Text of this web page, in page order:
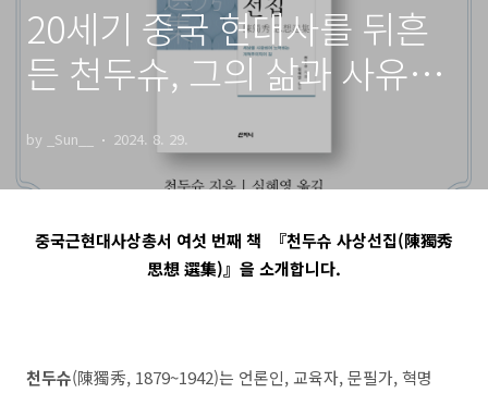
20세기 중국 현대사를 뒤흔
든 천두슈, 그의 삶과 사유의
역정을 들여다보다_『천두
슈 사상선집(陳獨秀 思想 選
集)』
by _Sun__ 2024. 8. 29.
중국근현대사상총서 여섯 번째 책
『천두슈 사상선집(陳獨秀
思想 選集)』을 소개합니다.
천두슈(陳獨秀, 1879~1942)는 언론인, 교육자, 문필가, 혁명